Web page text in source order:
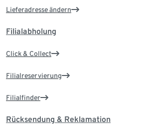
Lieferadresse ändern
Filialabholung
Click & Collect
Filialreservierung
Filialfinder
Rücksendung & Reklamation